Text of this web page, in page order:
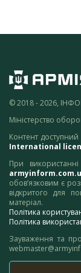
© 2018 - 2026,
Міністерство
Контент доступний
International
При
обов’язковим є
відкритого для
матеріал.
Політика
Політика
Зауваження та